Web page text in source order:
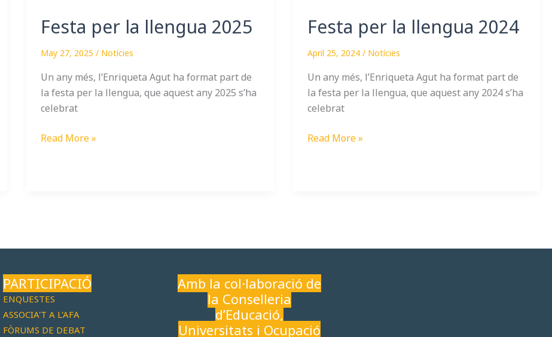
Festa per la llengua 2025
May 27, 2025/ Notícies
Un any més, l’Enriqueta Agut ha format part de
la festa per la llengua, que aquest any 2025 s’ha
celebrat
la
2025
Read More »
Festa per la llengua 2024
April 25, 2024 / Notícies
Un any més, l’Enriqueta Agut ha format part de
la festa per la llengua, que aquest any 2024 s’ha
celebrat
la
2024
Read More »
PARTICIPACIÓ
ENQUESTES
ASSOCIA'T A L'AFA
FÒRUMS DE DEBAT
Amb la col·laboració de
la Conselleria
d’Educació,
Universitats i Ocupació